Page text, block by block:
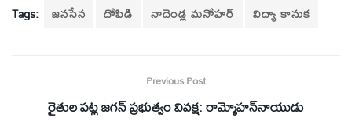
Tags: జనసేన దోపిడి నాదెండ్ల మనోహర్‌ విద్యా కానుక
Previous Post
రైతుల పట్ల జగన్‌ ప్రభుత్వం వివక్ష: రామ్మోహన్‌నాయుడు